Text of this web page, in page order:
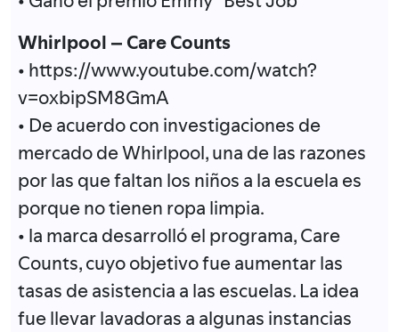
Whirlpool – Care Counts
• https://www.youtube.com/watch?
v=oxbipSM8GmA
• De acuerdo con investigaciones de
mercado de Whirlpool, una de las razones
por las que faltan los niños a la escuela es
porque no tienen ropa limpia.
• la marca desarrolló el programa, Care
Counts, cuyo objetivo fue aumentar las
tasas de asistencia a las escuelas. La idea
fue llevar lavadoras a algunas instancias